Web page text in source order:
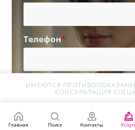
Телефон*
Ознакомлен с Политикой
обработки персональных
ИМЕЮТСЯ
КОНСУЛЬТАЦИЯ
Главная Поиск Контакты